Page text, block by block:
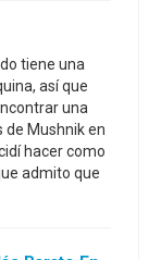
tiene una
así que
una
Mushnik en
hacer como
admito que